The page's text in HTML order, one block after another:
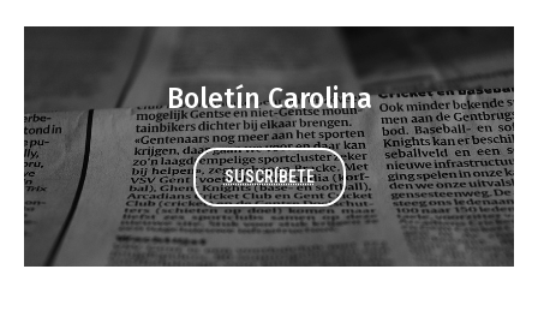
Boletín Carolina
SUSCRÍBETE